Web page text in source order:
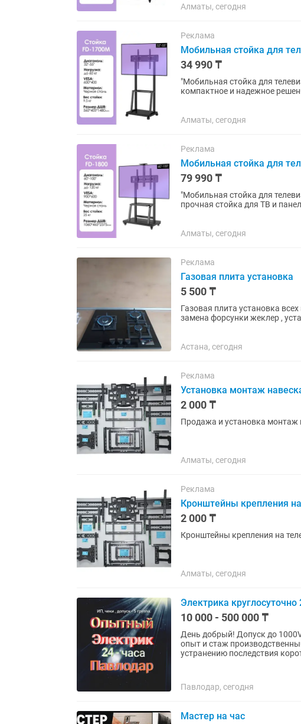
Алматы, сегодня
Реклама
Мобильная стойка для
34 990 ₸
"Мобильная стойка для телевизора FD-1700M Мобильная
компактное и надежное
Алматы, сегодня
Реклама
Мобильная стойка для
79 990 ₸
"Мобильная стойка для телевизора FD-1800 Мобильная
прочная стойка для ТВ и
Алматы, сегодня
Реклама
Газовая плита установка
5 500 ₸
Газовая плита установка
замена форсунки жеклер ,
Астана, сегодня
Реклама
Установка монтаж
2 000 ₸
Продажа и установка монтаж
Алматы, сегодня
Реклама
Кронштейны крепления
2 000 ₸
Кронштейны крепления на
Алматы, сегодня
Электрика
10 000 - 500 000 ₸
День добрый! Допуск до 1000V , окажу услуги электрика качественно и аккуратно имеется
опыт и стаж
устранению последствия
Павлодар, сегодня
Мастер на час